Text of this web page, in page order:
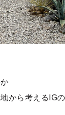
から考えるIG